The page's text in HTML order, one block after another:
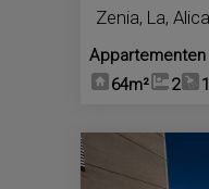
Zenia, La,
64m²
2 1